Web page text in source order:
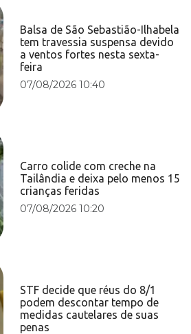
Balsa de São Sebastião-Ilhabela
tem travessia suspensa devido
a ventos fortes nesta sexta-
feira
07/08/2026 10:40
Carro colide com creche na
Tailândia e deixa pelo menos 15
crianças feridas
07/08/2026 10:20
STF decide que réus do 8/1
podem descontar tempo de
medidas cautelares de suas
penas